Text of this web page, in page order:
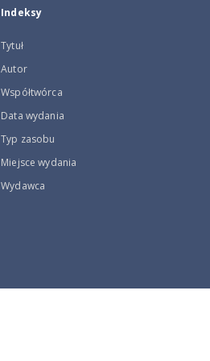
Indeksy
Tytuł
Autor
Współtwórca
Data wydania
Typ zasobu
Miejsce wydania
Wydawca